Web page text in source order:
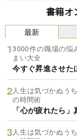
書籍オ
最新
3000件の職場の悩
まい大全
今すぐ昇進させた
人生は気づかぬう
の時間術
「心が疲れたら
人生は気づかぬう